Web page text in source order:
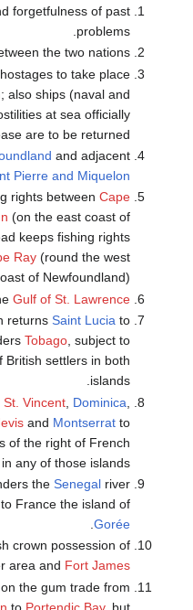
forgetfulness of past
problems.
the two nations.
to take place
also ships (naval and
at sea officially
are to be returned
and adjacent
Pierre and Miquelon
rights betweenCape
(on the east coast of
keeps fishing rights
Ray (round the west
of Newfoundland).
Gulf of St. Lawrence
returnsSaint Lucia to
Tobago, subject to
British settlers in both
islands.
,St. Vincent Dominica
and Montserrat to
of the right of French
any of those islands.
theSenegal river
France the island of
Gorée
.
crown possession of
area and Fort James
the gum trade from